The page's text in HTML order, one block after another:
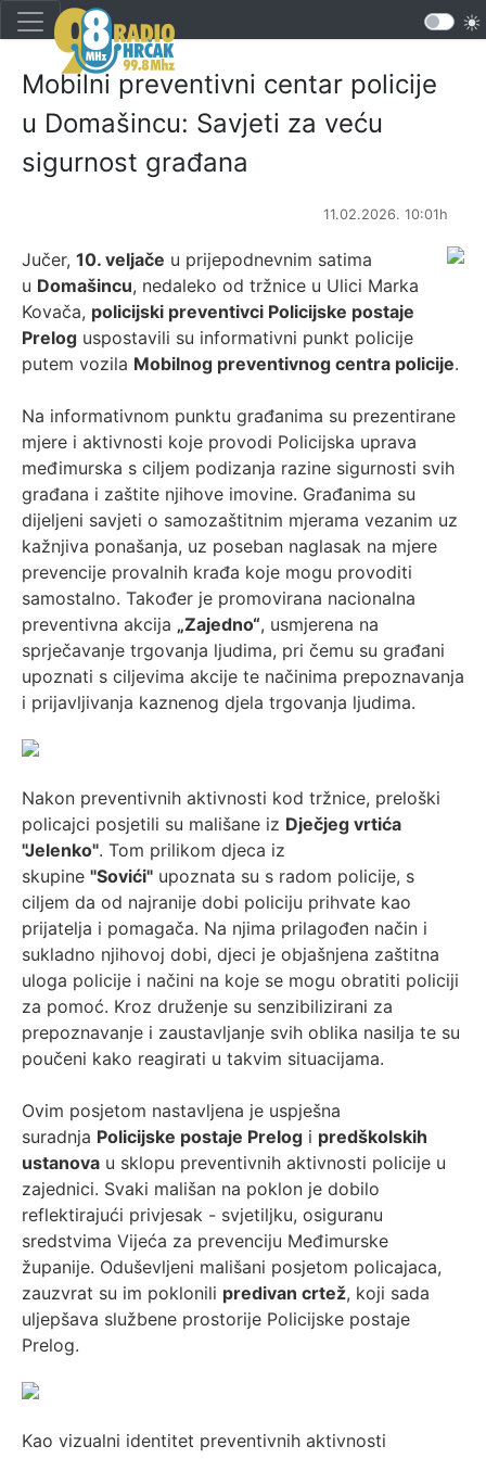
Mobilni preventivni centar policije
u Domašincu: Savjeti za veću
sigurnost građana
11.02.2026. 10:01h
Jučer, 10. veljače u prijepodnevnim satima
u Domašincu, nedaleko od tržnice u Ulici Marka
Kovača, policijski preventivci Policijske postaje
Prelog uspostavili su informativni punkt policije
putem vozila Mobilnog preventivnog centra policije.
Na informativnom punktu građanima su prezentirane
mjere i aktivnosti koje provodi Policijska uprava
međimurska s ciljem podizanja razine sigurnosti svih
građana i zaštite njihove imovine. Građanima su
dijeljeni savjeti o samozaštitnim mjerama vezanim uz
kažnjiva ponašanja, uz poseban naglasak na mjere
prevencije provalnih krađa koje mogu provoditi
samostalno. Također je promovirana nacionalna
preventivna akcija „Zajedno“, usmjerena na
sprječavanje trgovanja ljudima, pri čemu su građani
upoznati s ciljevima akcije te načinima prepoznavanja
i prijavljivanja kaznenog djela trgovanja ljudima.
Nakon preventivnih aktivnosti kod tržnice, preloški
policajci posjetili su mališane iz Dječjeg vrtića
"Jelenko". Tom prilikom djeca iz
skupine "Sovići" upoznata su s radom policije, s
ciljem da od najranije dobi policiju prihvate kao
prijatelja i pomagača. Na njima prilagođen način i
sukladno njihovoj dobi, djeci je objašnjena zaštitna
uloga policije i načini na koje se mogu obratiti policiji
za pomoć. Kroz druženje su senzibilizirani za
prepoznavanje i zaustavljanje svih oblika nasilja te su
poučeni kako reagirati u takvim situacijama.
Ovim posjetom nastavljena je uspješna
suradnja Policijske postaje Prelog i predškolskih
ustanova u sklopu preventivnih aktivnosti policije u
zajednici. Svaki mališan na poklon je dobilo
reflektirajući privjesak - svjetiljku, osiguranu
sredstvima Vijeća za prevenciju Međimurske
županije. Oduševljeni mališani posjetom policajaca,
zauzvrat su im poklonili predivan crtež, koji sada
uljepšava službene prostorije Policijske postaje
Prelog.
Kao vizualni identitet preventivnih aktivnosti